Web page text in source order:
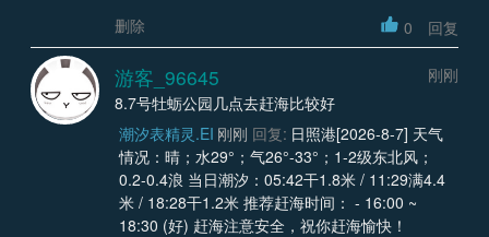
删除
0 回复
游客_96645
刚刚
8.7号牡蛎公园几点去赶海比较好
潮汐表精灵.EI 刚刚 回复: 日照港[2026-8-7] 天气
情况：晴；水29°；气26°-33°；1-2级东北风；
0.2-0.4浪 当日潮汐：05:42干1.8米 / 11:29满4.4
米 / 18:28干1.2米 推荐赶海时间： - 16:00 ~
18:30 (好) 赶海注意安全，祝你赶海愉快！